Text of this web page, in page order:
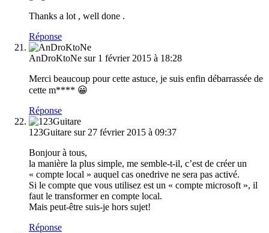
Thanks a lot , well done .
Réponse
AnDroKtoNe sur 1 février 2015 à 18:28
Merci beaucoup pour cette astuce, je suis enfin débarrassée de
cette m**** 😀
Réponse
123Guitare sur 27 février 2015 à 09:37
Bonjour à tous,
la manière la plus simple, me semble-t-il, c’est de créer un
« compte local » auquel cas onedrive ne sera pas activé.
Si le compte que vous utilisez est un « compte microsoft », il
faut le transformer en compte local.
Mais peut-être suis-je hors sujet!
Réponse